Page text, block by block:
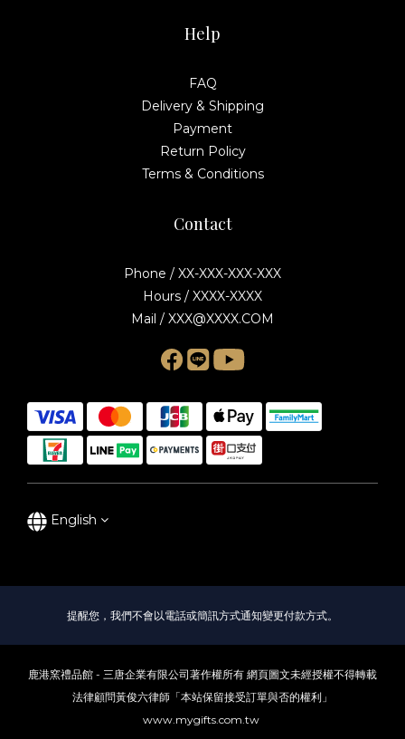
Help
FAQ
Delivery & Shipping
Payment
Return Policy
Terms & Conditions
Contact
Phone / XX-XXX-XXX-XXX
Hours / XXXX-XXXX
Mail / XXX@XXXX.COM
English
提醒您，我們不會以電話或簡訊方式通知變更付款方式。
鹿港窯禮品館 - 三唐企業有限公司著作權所有 網頁圖文未經授權不得轉載
法律顧問黃俊六律師「本站保留接受訂單與否的權利」
www.mygifts.com.tw